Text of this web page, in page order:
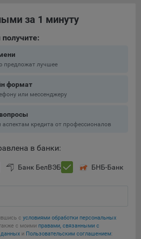
о тенденциях использования
для определения целевой
целях, например Яндекс.Метрика,
хранятся не более года;
веб-аналитических
«Яндекс.Метрика»
часть из которых хранятся во
файлов cookie не позволяет
популярные страницы и принимать
работы сайта исходя из
мои изменения
за 1 минуту
получите:
предложат лучшее
формат
или мессенджеру
кредита от профессионалов
в банки:
Банк БелВЭБ БНБ-Банк
с условиями обработки персональных
с моими правами, связанными с
данных и Пользовательским соглашением: